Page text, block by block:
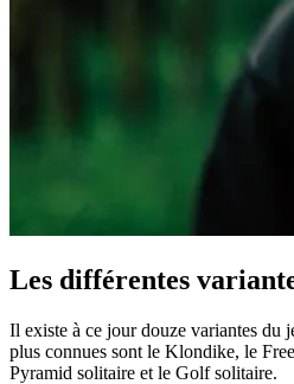
Les différentes
Il existe à ce jour douze variantes du
plus connues sont le Klondike, le
Pyramid solitaire et le Golf solitaire.